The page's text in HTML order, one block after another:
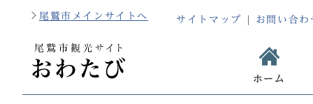
尾鷲市メインサイトへ サイトマップ お問い合わ
ホーム